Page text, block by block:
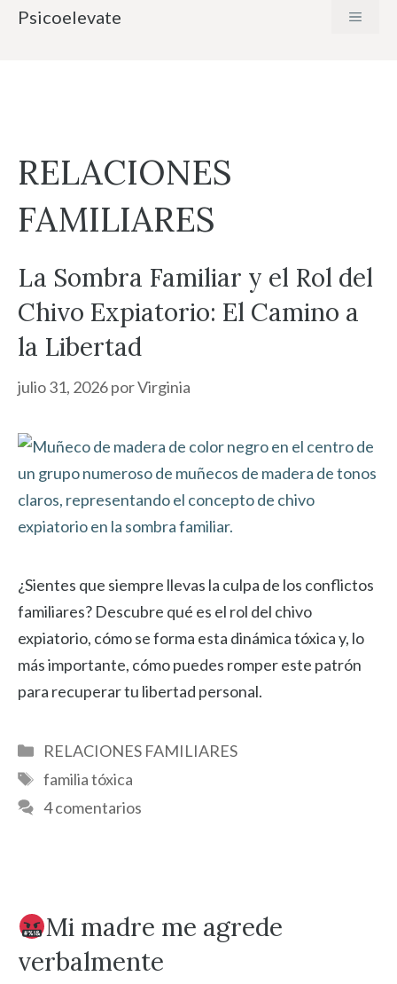
SaltarPsicoelevate MENÚ
RELACIONES
FAMILIARES
La Sombra Familiar y el Rol del
Chivo Expiatorio: El Camino a
la Libertad
julio 31, 2026porVirginia
¿Sientes que siempre llevas la culpa de los conflictos
familiares? Descubre qué es el rol del chivo
expiatorio, cómo se forma esta dinámica tóxica y, lo
más importante, cómo puedes romper este patrón
para recuperar tu libertad personal.
Categorías
RELACIONES FAMILIARES
Etiquetas
familia tóxica
4 comentarios
Mi madre me agrede
verbalmente